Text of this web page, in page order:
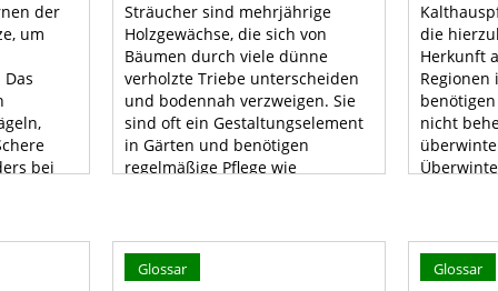
der
um
bei
Sträucher sind mehrjährige
Holzgewächse, die sich von
Bäumen durch viele dünne
verholzte Triebe unterscheiden
und bodennah verzweigen. Sie
sind oft ein Gestaltungselement
in Gärten und benötigen
regelmäßige Pflege wie
die
Herkunft
Regionen
nicht
Glossar Glossar